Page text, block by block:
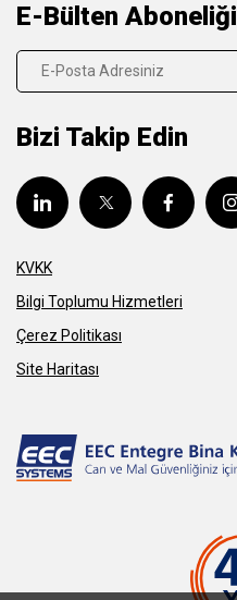
E-Bülten Aboneliği
Bizi Takip Edin
KVKK
Bilgi Toplumu Hizmetleri
Çerez Politikası
Site Haritası